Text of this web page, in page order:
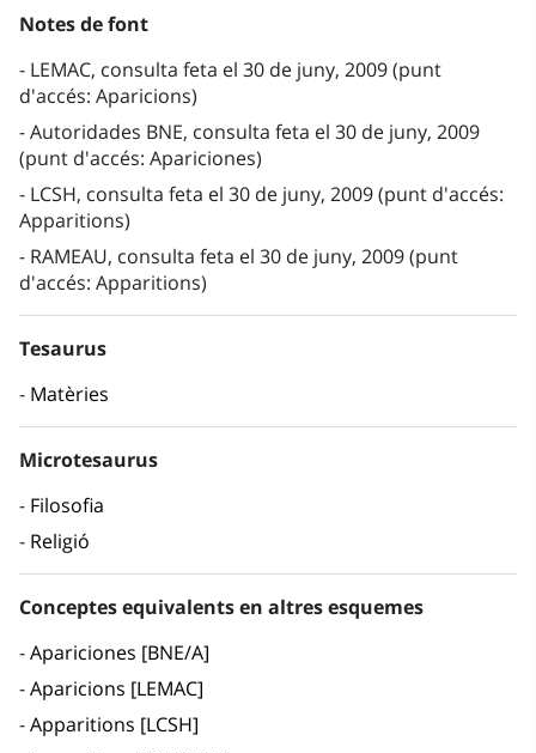
Notes de font
LEMAC, consulta feta el 30 de juny, 2009 (punt
d'accés: Aparicions)
Autoridades BNE, consulta feta el 30 de juny, 2009
(punt d'accés: Apariciones)
LCSH, consulta feta el 30 de juny, 2009 (punt d'accés:
Apparitions)
RAMEAU, consulta feta el 30 de juny, 2009 (punt
d'accés: Apparitions)
Tesaurus
Matèries
Microtesaurus
Filosofia
Religió
Conceptes equivalents en altres esquemes
Apariciones [BNE/A]
Aparicions [LEMAC]
Apparitions [LCSH]